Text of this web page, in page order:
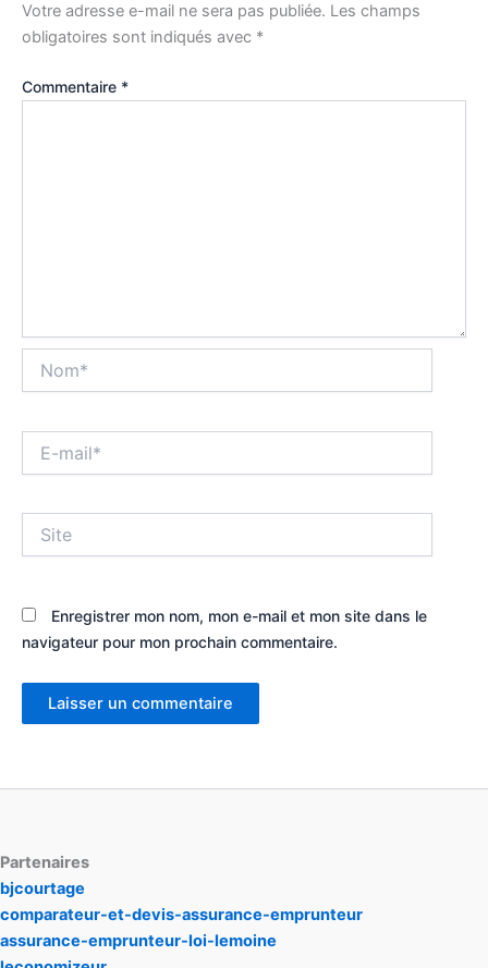
Votre adresse e-mail ne sera pas publiée. Les champs
obligatoires sont indiqués avec *
Commentaire *
mail*
Enregistrer mon nom, mon e-mail et mon site dans le
navigateur pour mon prochain commentaire.
Partenaires
bjcourtage
comparateur-et-devis-assurance-emprunteur
assurance-emprunteur-loi-lemoine